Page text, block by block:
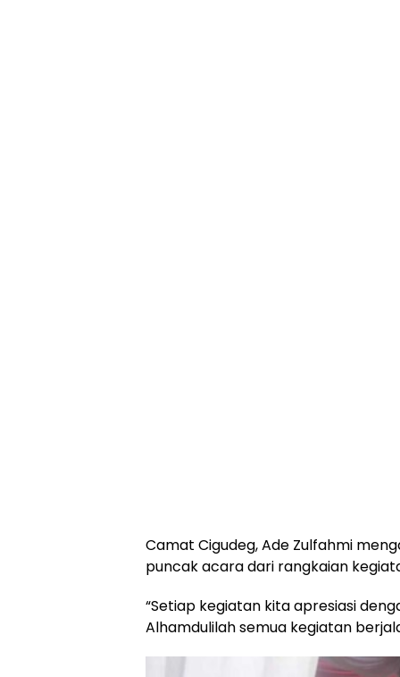
Camat Cigudeg, Ade Zulfahmi
puncak acara dari rangkaian
“Setiap kegiatan kita apresiasi
Alhamdulilah semua kegiatan